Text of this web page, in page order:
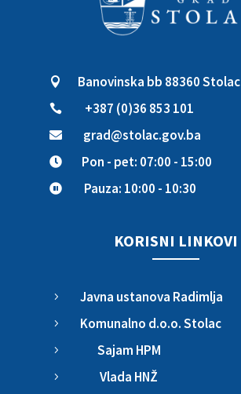
 Banovinska bb 88360 Stolac
 +387 (0)36 853 101
 grad@stolac.gov.ba
 Pon - pet: 07:00 - 15:00
 Pauza: 10:00 - 10:30
KORISNI LINKOVI
5 Javna ustanova Radimlja
5 Komunalno d.o.o. Stolac
5 Sajam HPM
5 Vlada HNŽ